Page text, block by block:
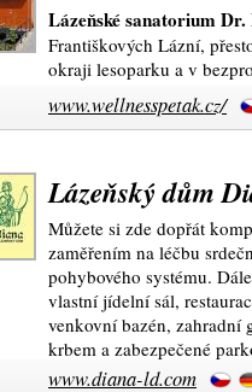
Lázeňské sanatorium Dr.
Františkových Lázní,
okraji lesoparku a v
www.wellnesspetak.cz/
Lázeňský dům
Můžete si zde dopřát
zaměřením na léčbu
pohybového systému.
vlastní jídelní sál,
venkovní bazén, zahradní
krbem a zabezpečené
www.diana-ld.com